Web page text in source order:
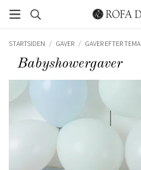
STARTSIDEN / GAVER / GAVER EFTER TEMA
Babyshowergaver